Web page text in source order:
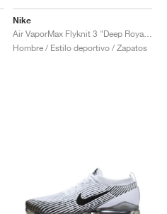
Nike
Hombre / Estilo deportivo / Zapatos